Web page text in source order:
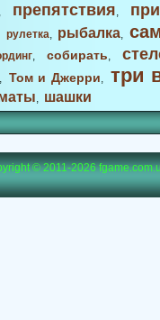
, препятствия,
рулетка, рыбалка,
, собирать,
Том и Джерри, три
, шашки
© 2011-2026